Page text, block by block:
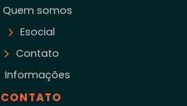
Quem somos
Esocial
Contato
Informações
CONTATO